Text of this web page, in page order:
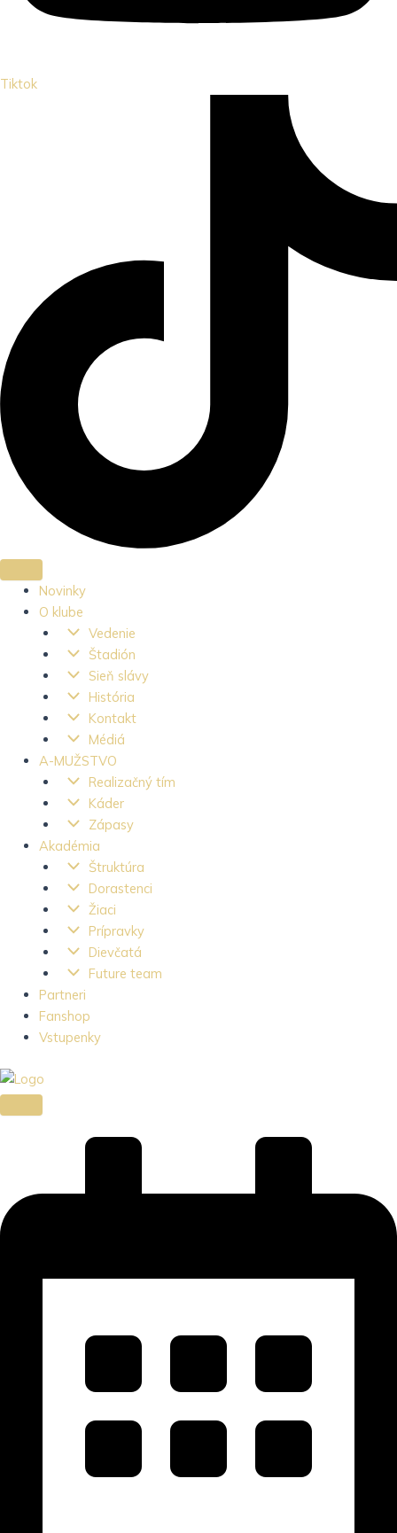
Tiktok
Novinky
O klube
Vedenie
Štadión
Sieň slávy
História
Kontakt
Médiá
A-MUŽSTVO
Realizačný tím
Káder
Zápasy
Akadémia
Štruktúra
Dorastenci
Žiaci
Prípravky
Dievčatá
Future team
Partneri
Fanshop
Vstupenky